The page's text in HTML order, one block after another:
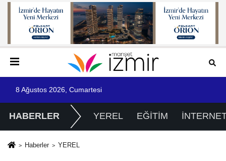
8 Ağustos 2026, Cumartesi
HABERLER YEREL EĞİTİM
Haberler YEREL